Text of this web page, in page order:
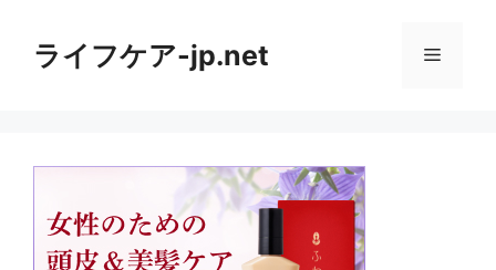
ライフケア-jp.net メ